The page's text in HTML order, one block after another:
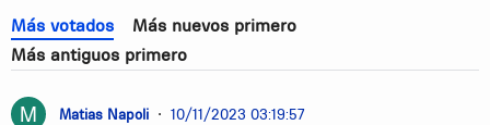
Más votados
Más nuevos primero
Más antiguos primero
Matias Napoli • 10/11/2023 03:19:57